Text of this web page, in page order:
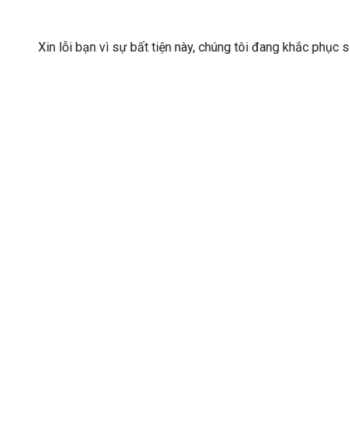
Xin lỗi bạn vì sự bất tiện này, chúng tôi đang khắc phục